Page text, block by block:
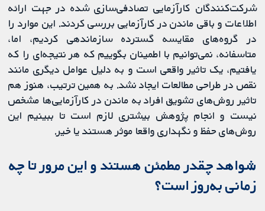
شركت‌كنندگان کارآزمایی تصادفی‌سازی شده در جهت ارائه
اطلاعات و باقی ماندن در کارآزمایی بررسی کردند. این موارد را
در گروه‌های مقایسه گسترده سازماندهی کردیم، اما،
متاسفانه، نمی‌توانیم با اطمینان بگوییم که هر نتیجه‌ای را که
یافتیم، یک تاثیر واقعی است و به دلیل عوامل دیگری مانند
نقص در طراحی مطالعات ایجاد نشد. به همین ترتیب، هنوز هم
تاثیر روش‌های تشویق افراد به ماندن در کارآزمایی‌ها مشخص
نیست و انجام پژوهش بیشتری لازم است تا ببینیم این
روش‌های حفظ و نگهداری واقعا موثر هستند یا خیر.
شواهد چقدر مطمئن هستند و این مرور تا چه
زمانی به‌روز‌‌ است؟